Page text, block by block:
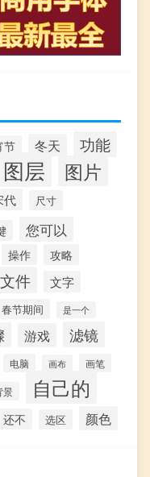
节 冬天 功能
图层 图片
代 尺寸
您可以
操作 攻略
文件
文字
春节期间 是一个
游戏 滤镜
电脑 画布 画笔
景 自己的
还不 选区 颜色